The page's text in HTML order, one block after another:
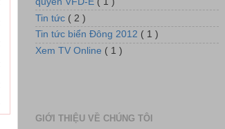
Tin tức ( 2 )
Tin tức biển Đông 2012 ( 1 )
Xem TV Online ( 1 )
GIỚI THIỆU VỀ CHÚNG TÔI